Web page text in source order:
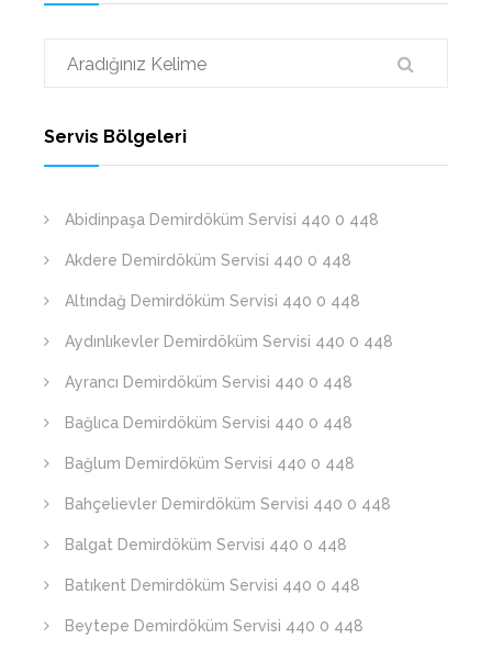
Servis Bölgeleri
Abidinpaşa Demirdöküm Servisi 440 0 448
Akdere Demirdöküm Servisi 440 0 448
Altındağ Demirdöküm Servisi 440 0 448
Aydınlıkevler Demirdöküm Servisi 440 0 448
Ayrancı Demirdöküm Servisi 440 0 448
Bağlıca Demirdöküm Servisi 440 0 448
Bağlum Demirdöküm Servisi 440 0 448
Bahçelievler Demirdöküm Servisi 440 0 448
Balgat Demirdöküm Servisi 440 0 448
Batıkent Demirdöküm Servisi 440 0 448
Beytepe Demirdöküm Servisi 440 0 448